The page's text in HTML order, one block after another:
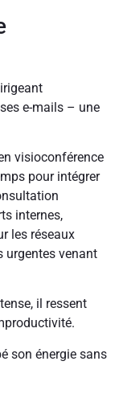
e-mails – une
visioconférence
pour intégrer
internes,
les réseaux
urgentes venant
il ressent
son énergie sans